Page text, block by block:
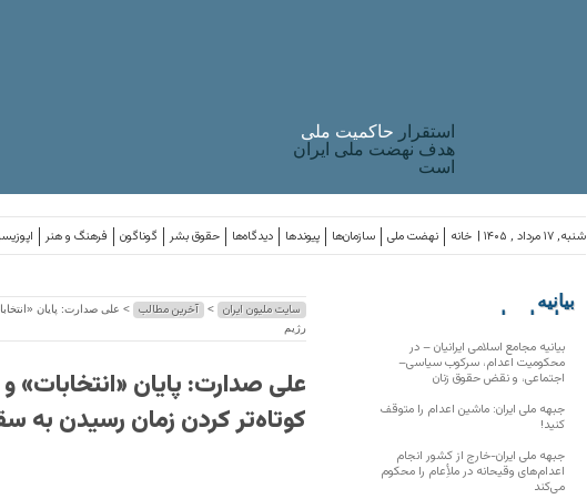
استقرار حاکميت ملی
هدف نهضت ملی ایران
است
فرهنگ و هنر گوناگون حقوق بشر دیدگاه‌ها پیوندها سازمان‌ها نهضت ملی خانه شنبه, ۱۷ مرداد , ۱۴۰۵ |
سایت ملیون ایران > آخرین مطالب
> علی صدارت: پایان
رژیم
علی صدارت: پایان «انتخابات» و
کوتاه‌تر کردن زمان رسیدن به
بیانیه
سازمان‌های
بیانیه مجامع اسلامی ایرانیان – در
محکومیت اعدام، سرکوب سیاسی–
اجتماعی، و نقض حقوق زنان
جبهه ملی ایران: ماشین اعدام را متوقف
کنید!
جبهه ملی ایران-خارج از کشور انجام
اعدام‌های وقیحانه در ملأِعام را محکوم
می‌کند